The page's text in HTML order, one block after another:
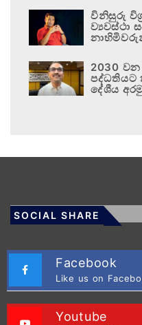
විනිසුරු
ව්‍යවස්ථා
2030 වන
පද්ධතියට
දේශීය
SOCIAL SHARE
Facebook
Like us on
Youtube